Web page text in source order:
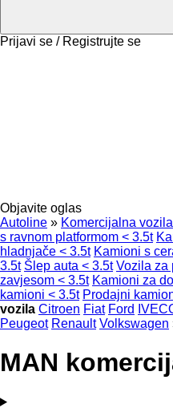
Prijavi se / Registrujte se
Objavite oglas
Autoline » Komercijalna vozila
s ravnom platformom < 3.5t
hladnjače < 3.5t Kamioni s
3.5t Šlep auta < 3.5t Vozila za
zavjesom < 3.5t Kamioni za
kamioni < 3.5t Prodajni
vozila Citroen Fiat Ford
Peugeot Renault Volkswagen
MAN